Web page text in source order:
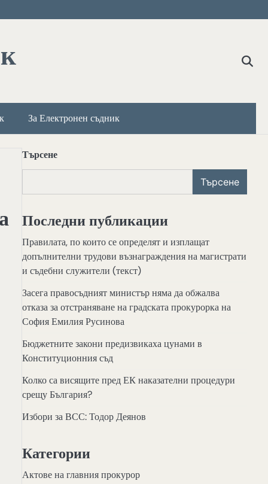
За Електронен съдник
Търсене
Търсене
Последни публикации
Правилата, по които се определят и изплащат
допълнителни трудови възнаграждения на магистрати
и съдебни служители (текст)
Засега правосъдният министър няма да обжалва
отказа за отстраняване на градската прокурорка на
София Емилия Русинова
Бюджетните закони предизвикаха цунами в
Конституционния съд
Колко са висящите пред ЕК наказателни процедури
срещу България?
Избори за ВСС: Тодор Деянов
Категории
Актове на главния прокурор